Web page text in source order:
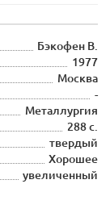
Бэкофен В.
1977
Москва
-
Металлургия
288 с.
твердый
Хорошее
увеличенный